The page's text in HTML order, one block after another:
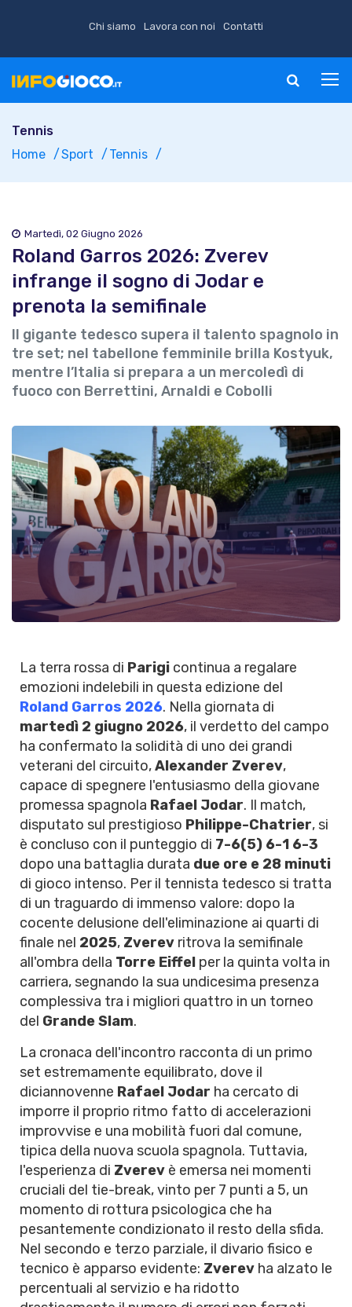
Chi siamo Lavora con noi Contatti
Tennis
Home
Sport Tennis
Martedì, 02 Giugno 2026
Roland Garros 2026: Zverev
infrange il sogno di Jodar e
prenota la semifinale
Il gigante tedesco supera il talento spagnolo in
tre set; nel tabellone femminile brilla Kostyuk,
mentre l’Italia si prepara a un mercoledì di
fuoco con Berrettini, Arnaldi e Cobolli
La terra rossa di Parigi continua a regalare
emozioni indelebili in questa edizione del
Roland Garros 2026. Nella giornata di
martedì 2 giugno 2026, il verdetto del campo
ha confermato la solidità di uno dei grandi
veterani del circuito,Alexander Zverev,
capace di spegnere l'entusiasmo della giovane
promessa spagnola Rafael Jodar. Il match,
disputato sul prestigioso Philippe-Chatrier, si
è concluso con il punteggio di 7-6(5) 6-1 6-3
dopo una battaglia durata due ore e 28 minuti
di gioco intenso. Per il tennista tedesco si tratta
di un traguardo di immenso valore: dopo la
cocente delusione dell'eliminazione ai quarti di
finale nel 2025, Zverev ritrova la semifinale
all'ombra della Torre Eiffel per la quinta volta in
carriera, segnando la sua undicesima presenza
complessiva tra i migliori quattro in un torneo
del Grande Slam.
La cronaca dell'incontro racconta di un primo
set estremamente equilibrato, dove il
diciannovenne Rafael Jodar ha cercato di
imporre il proprio ritmo fatto di accelerazioni
improvvise e una mobilità fuori dal comune,
tipica della nuova scuola spagnola. Tuttavia,
l'esperienza di Zverev è emersa nei momenti
cruciali del tie-break, vinto per 7 punti a 5, un
momento di rottura psicologica che ha
pesantemente condizionato il resto della sfida.
Nel secondo e terzo parziale, il divario fisico e
tecnico è apparso evidente: Zverev ha alzato le
percentuali al servizio e ha ridotto